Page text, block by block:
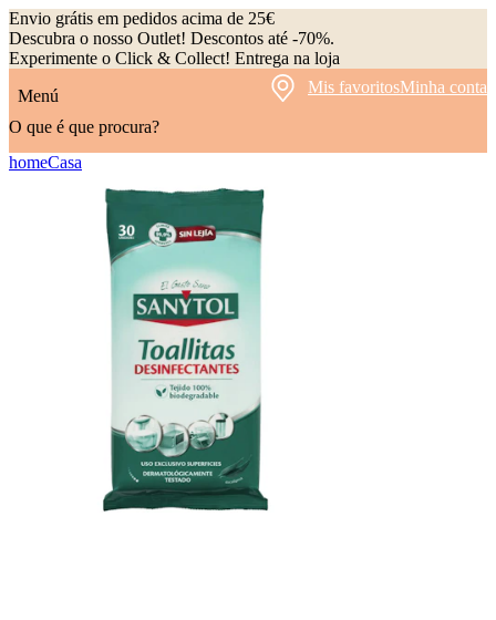
Envio grátis em pedidos acima de 25€
Descubra o nosso Outlet! Descontos até -70%.
Experimente o Click & Collect! Entrega na loja
Menú
Mis favoritosMinha conta
O que é que procura?
homeCasa